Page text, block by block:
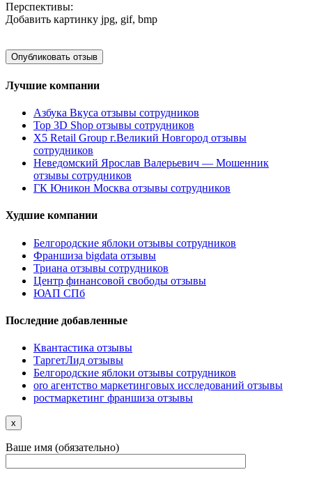
Перспективы:
Добавить картинку jpg, gif, bmp
Лучшие компании
Азбука Вкуса отзывы сотрудников
Top 3D Shop отзывы сотрудников
X5 Retail Group г.Великий Новгород отзывы
сотрудников
Неведомский Ярослав Валерьевич — Мошенник
отзывы сотрудников
ГК Юникон Москва отзывы сотрудников
Худшие компании
Белгородские яблоки отзывы сотрудников
Франшиза bigdata отзывы
Триана отзывы сотрудников
Центр финансовой свободы отзывы
ЮАП СПб
Последние добавленные
Квантастика отзывы
ТаргетЛид отзывы
Белгородские яблоки отзывы сотрудников
oro агентство маркетинговых исследований отзывы
ростмаркетинг франшиза отзывы
x
Ваше имя (обязательно)